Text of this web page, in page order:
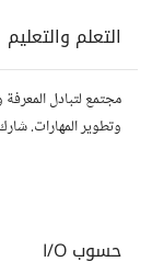
التعلم والتعليم
مجتمع لتبادل المعرفة
وتطوير المهارات.
حسوب I/O